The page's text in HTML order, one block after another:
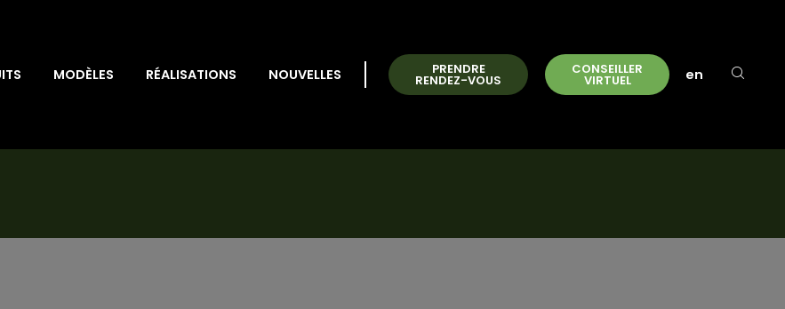
MODÈLES RÉALISATIONS NOUVELLES PRENDRE
RENDEZ-VOUS
CONSEILLER
VIRTUEL en